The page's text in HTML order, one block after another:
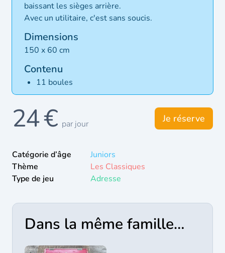
baissant les sièges arrière.
Avec un utilitaire, c'est sans soucis.
Dimensions
150 x 60 cm
Contenu
11 boules
24 € par jour Je réserve
Catégorie d’âge
Juniors
Thème
Les Classiques
Type de jeu
Adresse
Dans la même famille…